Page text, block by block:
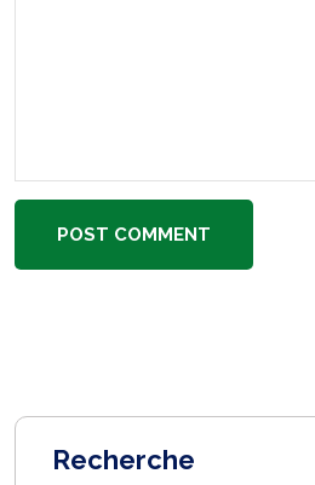
POST COMMENT
Recherche